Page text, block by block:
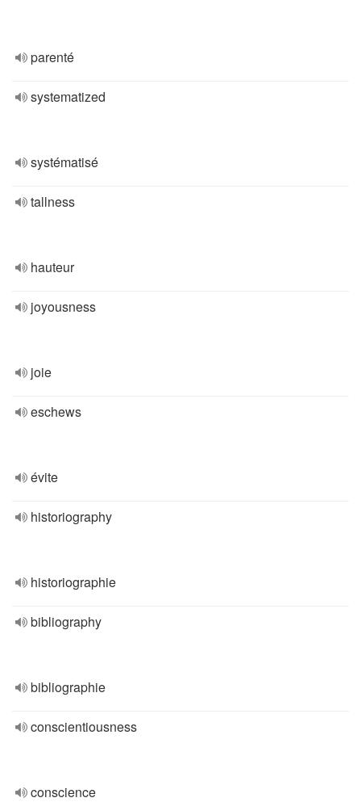
parenté
systematized
systématisé
tallness
hauteur
joyousness
joie
eschews
évite
historiography
historiographie
bibliography
bibliographie
conscientiousness
conscience